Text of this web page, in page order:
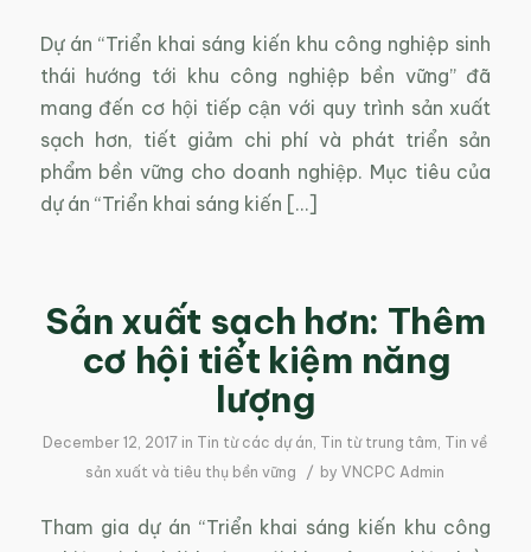
Dự án “Triển khai sáng kiến khu công nghiệp sinh
thái hướng tới khu công nghiệp bền vững” đã
mang đến cơ hội tiếp cận với quy trình sản xuất
sạch hơn, tiết giảm chi phí và phát triển sản
phẩm bền vững cho doanh nghiệp. Mục tiêu của
dự án “Triển khai sáng kiến […]
Sản xuất sạch hơn: Thêm
cơ hội tiết kiệm năng
lượng
December 12, 2017 in Tin từ các dự án Tin từ trung tâm Tin về
sản xuất và tiêu thụ bền vững
/ byVNCPC Admin
Tham gia dự án “Triển khai sáng kiến khu công